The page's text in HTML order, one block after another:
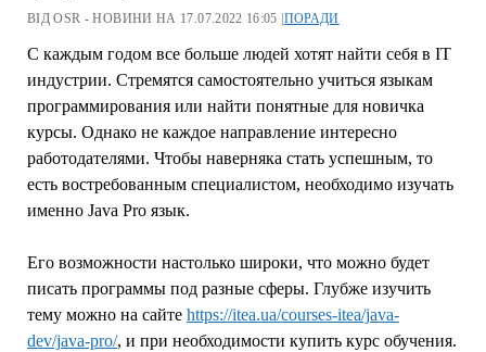
ВІД OSR - НОВИНИ НА 17.07.2022 16:05 | ПОРАДИ
С каждым годом все больше людей хотят найти себя в IT
индустрии. Стремятся самостоятельно учиться языкам
программирования или найти понятные для новичка
курсы. Однако не каждое направление интересно
работодателями. Чтобы наверняка стать успешным, то
есть востребованным специалистом, необходимо изучать
именно Java Pro язык.
Его возможности настолько широки, что можно будет
писать программы под разные сферы. Глубже изучить
тему можно на сайте https://itea.ua/courses-itea/java-
dev/java-pro/, и при необходимости купить курс обучения.